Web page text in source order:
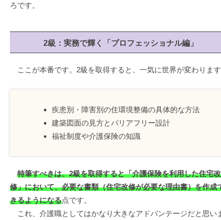
ろです。
2級：実務で輝く「プロフェッショナル編」
ここが本番です。2級を取得すると、一気に世界が変わりま
疾患別・障害別の住環境整備の具体的な方法
建築図面の見方とバリアフリー設計
福祉制度や介護保険の知識
特筆すべきは、2級を取得すると「介護保険を利用した住宅改
修」において、必要な書類（住宅改修が必要な理由書）を作成
きるようになる点です。
これ、介護職としてはかなり大きなアドバンテージだと思い